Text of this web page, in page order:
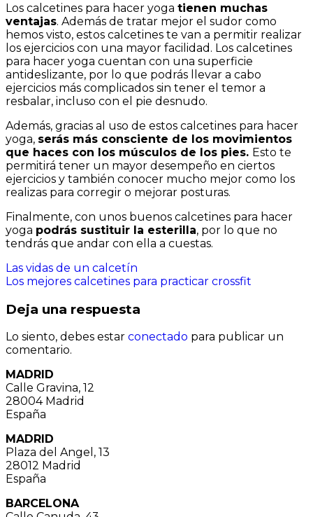
Los calcetines para hacer yoga tienen muchas
ventajas. Además de tratar mejor el sudor como
hemos visto, estos calcetines te van a permitir realizar
los ejercicios con una mayor facilidad. Los calcetines
para hacer yoga cuentan con una superficie
antideslizante, por lo que podrás llevar a cabo
ejercicios más complicados sin tener el temor a
resbalar, incluso con el pie desnudo.
Además, gracias al uso de estos calcetines para hacer
yoga, serás más consciente de los movimientos
que haces con los músculos de los pies. Esto te
permitirá tener un mayor desempeño en ciertos
ejercicios y también conocer mucho mejor como los
realizas para corregir o mejorar posturas.
Finalmente, con unos buenos calcetines para hacer
yoga podrás sustituir la esterilla, por lo que no
tendrás que andar con ella a cuestas.
Navegación
de
entradas
Las vidas de un calcetín
Los mejores calcetines para practicar crossfit
Deja una respuesta
Lo siento, debes estar conectado para publicar un
comentario.
MADRID
Calle Gravina, 12
28004 Madrid
España
MADRID
Plaza del Angel, 13
28012 Madrid
España
BARCELONA